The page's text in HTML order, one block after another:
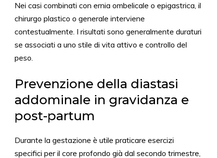
Nei casi combinati con ernia ombelicale o epigastrica, il
chirurgo plastico o generale interviene
contestualmente. I risultati sono generalmente duraturi
se associati a uno stile di vita attivo e controllo del
peso.
Prevenzione della diastasi
addominale in gravidanza e
post-partum
Durante la gestazione è utile praticare esercizi
specifici per il core profondo già dal secondo trimestre,